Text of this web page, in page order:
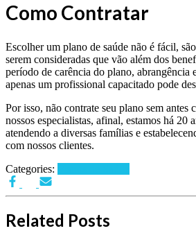
Como Contratar
Escolher um plano de saúde não é fácil,
serem consideradas que vão além dos
período de carência do plano, abrangência
apenas um profissional capacitado pode
Por isso, não contrate seu plano sem antes
nossos especialistas, afinal, estamos há 20
atendendo a diversas famílias e
com nossos clientes.
Categories:
Related Posts